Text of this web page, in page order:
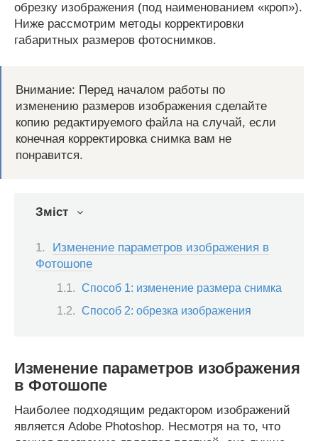
обрезку изображения (под наименованием «кроп»).
Ниже рассмотрим методы корректировки
габаритных размеров фотоснимков.
Внимание: Перед началом работы по
изменению размеров изображения сделайте
копию редактируемого файла на случай, если
конечная корректировка снимка вам не
понравится.
Зміст
Изменение параметров изображения в
Фотошопе
Способ 1: изменение размера снимка
Способ 2: обрезка изображения
Изменение параметров изображения
в Фотошопе
Наиболее подходящим редактором изображений
является Adobe Photoshop. Несмотря на то, что